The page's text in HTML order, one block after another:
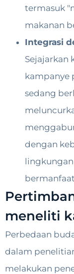
termasuk
makanan
Integrasi
Sejajarkan
kampanye
sedang
dengan
lingkungan
bermanfaat
meneliti
Perbedaan
dalam
melakukan